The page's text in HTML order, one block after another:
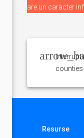
are un caracter
în
articole
Resurse